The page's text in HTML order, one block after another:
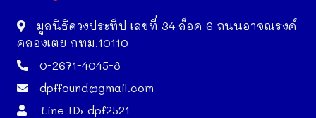
มูลนิธิดวงประทีป เลขที่ 34 ล็อค 6 ถนนอาจณรงค์
คลองเตย กทม.10110
0-2671-4045-8
dpffound@gmail.com
Line ID: dpf2521